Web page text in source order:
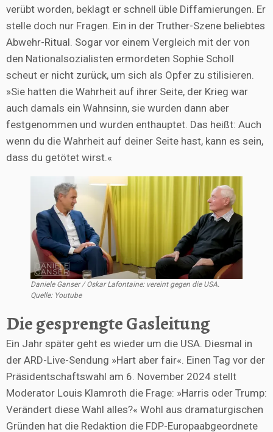
verübt worden, beklagt er schnell üble Diffamierungen. Er
stelle doch nur Fragen. Ein in der Truther-Szene beliebtes
Abwehr-Ritual. Sogar vor einem Vergleich mit der von
den Nationalsozialisten ermordeten Sophie Scholl
scheut er nicht zurück, um sich als Opfer zu stilisieren.
»Sie hatten die Wahrheit auf ihrer Seite, der Krieg war
auch damals ein Wahnsinn, sie wurden dann aber
festgenommen und wurden enthauptet. Das heißt: Auch
wenn du die Wahrheit auf deiner Seite hast, kann es sein,
dass du getötet wirst.«
Daniele Ganser / Oskar Lafontaine: vereint gegen die USA.
Quelle: Youtube
Die gesprengte Gasleitung
Ein Jahr später geht es wieder um die USA. Diesmal in
der ARD-Live-Sendung »Hart aber fair«. Einen Tag vor der
Präsidentschaftswahl am 6. November 2024 stellt
Moderator Louis Klamroth die Frage: »Harris oder Trump:
Verändert diese Wahl alles?« Wohl aus dramaturgischen
Gründen hat die Redaktion die FDP-Europaabgeordnete